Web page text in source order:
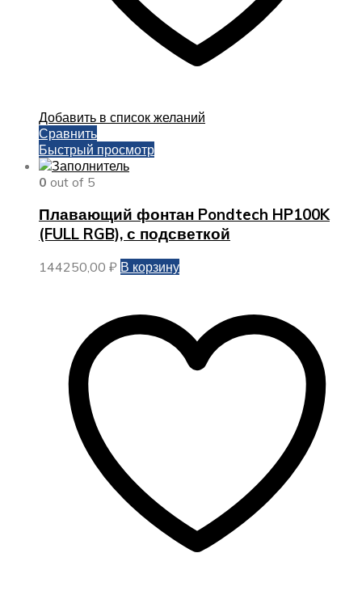
Добавить в список желаний
Сравнить
Быстрый просмотр
0 out of 5
Плавающий фонтан Pondtech HP100K
(FULL RGB), с подсветкой
144250,00 ₽ В корзину